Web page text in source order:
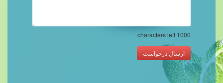
1000
ارسال درخواست